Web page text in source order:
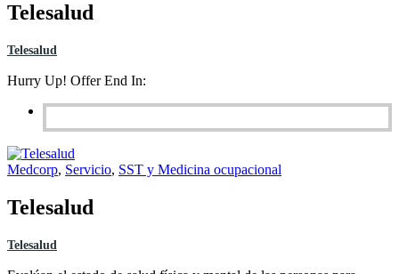
Telesalud
Telesalud
Hurry Up! Offer End In:
Medcorp, Servicio, SST y Medicina ocupacional
Telesalud
Telesalud